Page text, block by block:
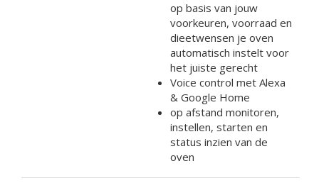
op basis van jouw
voorkeuren, voorraad en
dieetwensen je oven
automatisch instelt voor
het juiste gerecht
Voice control met Alexa
& Google Home
op afstand monitoren,
instellen, starten en
status inzien van de
oven